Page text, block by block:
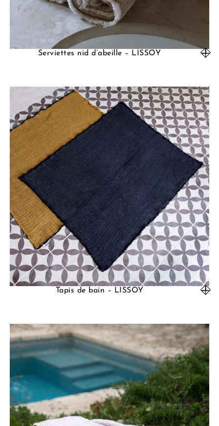
Serviettes nid d’abeille – LISSOY
Tapis de bain – LISSOY